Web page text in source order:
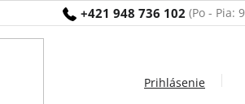
+421 948 736 102